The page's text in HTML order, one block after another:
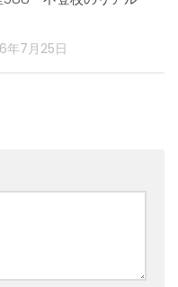
年7月25日